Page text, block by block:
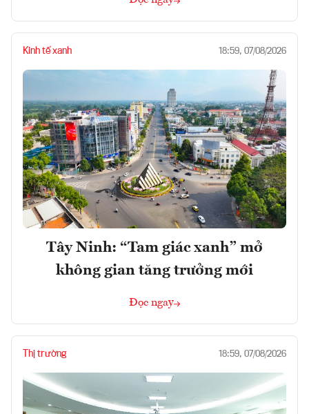
Kinh tế xanh 18:59, 07/08/2026
Tây Ninh: “Tam giác xanh” mở
không gian tăng trưởng mới
Đọc ngay
Thị trường 18:59, 07/08/2026